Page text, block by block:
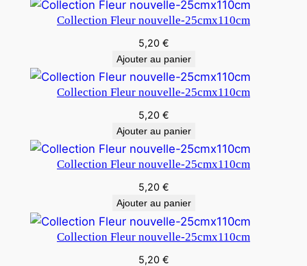
Collection Fleur nouvelle-25cmx110cm
5,20 €
Ajouter au panier
Collection Fleur nouvelle-25cmx110cm
5,20 €
Ajouter au panier
Collection Fleur nouvelle-25cmx110cm
5,20 €
Ajouter au panier
Collection Fleur nouvelle-25cmx110cm
5,20 €